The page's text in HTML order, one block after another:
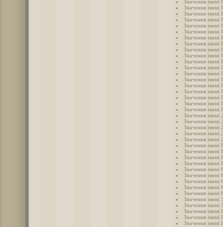
Значення імені
Значення імені
Значення імені
Значення імені
Значення імені
Значення імені
Значення імені
Значення імені
Значення
Значення імені
Значення імені
Значення імені
Значення імені
Значення імені
Значення імені
Значення імені
Значення імені
Значення імені
Значення імені
Значення імені
Значення імені
Значення імені
Значення імені
Значення імені
Значення імені
Значення імені
Значення імені
Значення імені
Значення імені
Значення імені
Значення імені
Значення імені
Значення імені
Значення імені
Значення імені
Значення імені
Значення імені
Значення імені